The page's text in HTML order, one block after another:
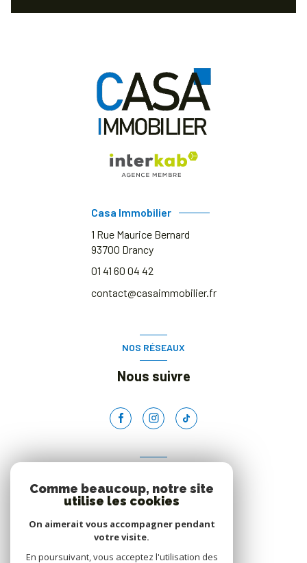
Casa Immobilier
1 Rue Maurice Bernard
93700 Drancy
01 41 60 04 42
contact@casaimmobilier.fr
NOS RÉSEAUX
Nous suivre
Nous adhérons
Comme beaucoup, notre site
utilise les cookies
On aimerait vous accompagner pendant
votre visite.
En poursuivant, vous acceptez l'utilisation des